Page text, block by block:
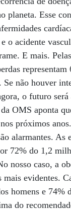
planeta. Esse
o acidente
E mais.
não houver
o futuro será
OMS aponta
próximos
alarmantes. As
72% do 1,2
nosso caso, a
mais evidentes.
homens e 74%
do